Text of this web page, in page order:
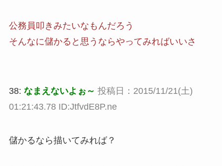
公務員叩きみたいなもんだろう
そんなに儲かると思うならやってみればいいさ
38: なまえないよぉ～ 投稿日：2015/11/21(土)
01:21:43.78 ID:JtfvdE8P.ne
儲かるなら描いてみれば？